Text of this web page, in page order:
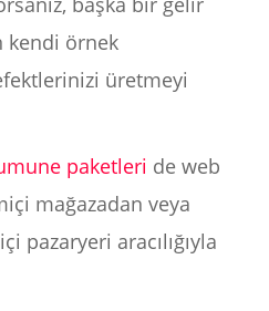
kendi örnek
üretmeyi
paketleri de web
mağazadan veya
pazaryeri aracılığıyla